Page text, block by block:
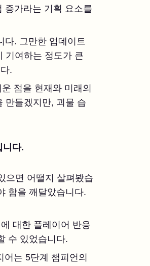
증가라는 기획 요소를
다. 그만한 업데이트
기여하는 정도가 큰
.
점을 현재와 미래의
만들겠지만, 괴물 습
니다.
으면 어떨지 살펴봤습
함을 깨달았습니다.
대한 플레이어 반응
수 있었습니다.
는 5단계 챔피언의